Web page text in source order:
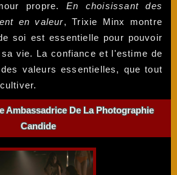
propre. En choisissant des
en valeur, Trixie Minx montre
soi est essentielle pour pouvoir
vie. La confiance et l'estime de
valeurs essentielles, que tout
Ambassadrice De La Photographie
Candide